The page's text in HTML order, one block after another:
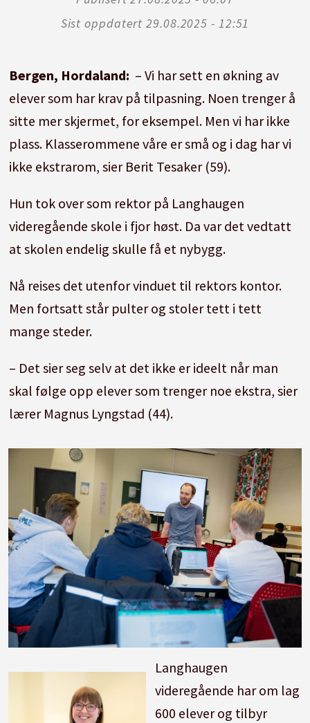
Sist oppdatert
29.08.2025 - 12:51
Bergen, Hordaland: – Vi har sett en økning av
elever som har krav på tilpasning. Noen trenger å
sitte mer skjermet, for eksempel. Men vi har ikke
plass. Klasserommene våre er små og i dag har vi
ikke ekstrarom, sier Berit Tesaker (59).
Hun tok over som rektor på Langhaugen
videregående skole i fjor høst. Da var det vedtatt
at skolen endelig skulle få et nybygg.
Nå reises det utenfor vinduet til rektors kontor.
Men fortsatt står pulter og stoler tett i tett
mange steder.
– Det sier seg selv at det ikke er ideelt når man
skal følge opp elever som trenger noe ekstra, sier
lærer Magnus Lyngstad (44).
Langhaugen
videregående har om lag
600 elever og tilbyr